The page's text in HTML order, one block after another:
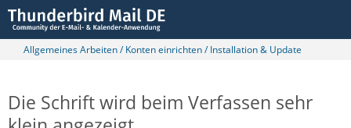
Allgemeines Arbeiten / Konten einrichten / Installation & Update
Die Schrift wird beim Verfassen sehr